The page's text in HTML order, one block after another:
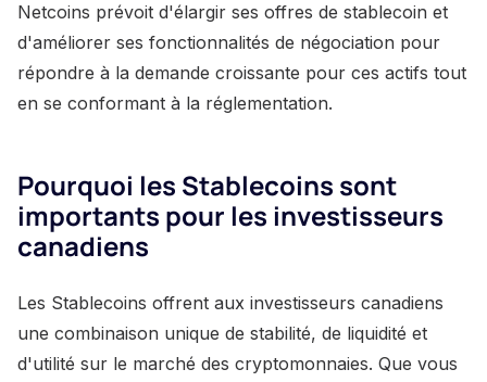
Netcoins prévoit d'élargir ses offres de stablecoin et
d'améliorer ses fonctionnalités de négociation pour
répondre à la demande croissante pour ces actifs tout
en se conformant à la réglementation.
Pourquoi les Stablecoins sont
importants pour les investisseurs
canadiens
Les Stablecoins offrent aux investisseurs canadiens
une combinaison unique de stabilité, de liquidité et
d'utilité sur le marché des cryptomonnaies. Que vous